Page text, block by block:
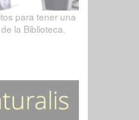
para tener una
la Biblioteca.